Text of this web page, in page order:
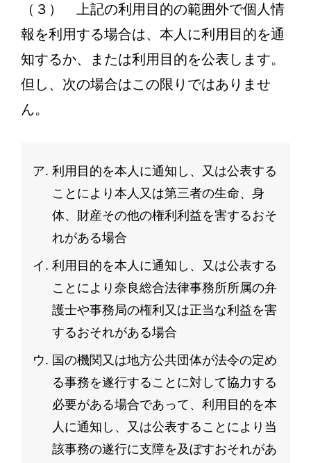
（３） 上記の利用目的の範囲外で個人情
報を利用する場合は、本人に利用目的を通
知するか、または利用目的を公表します。
但し、次の場合はこの限りではありませ
ん。
利用目的を本人に通知し、又は公表する
ことにより本人又は第三者の生命、身
体、財産その他の権利利益を害するおそ
れがある場合
利用目的を本人に通知し、又は公表する
ことにより奈良総合法律事務所所属の弁
護士や事務局の権利又は正当な利益を害
するおそれがある場合
国の機関又は地方公共団体が法令の定め
る事務を遂行することに対して協力する
必要がある場合であって、利用目的を本
人に通知し、又は公表することにより当
該事務の遂行に支障を及ぼすおそれがあ